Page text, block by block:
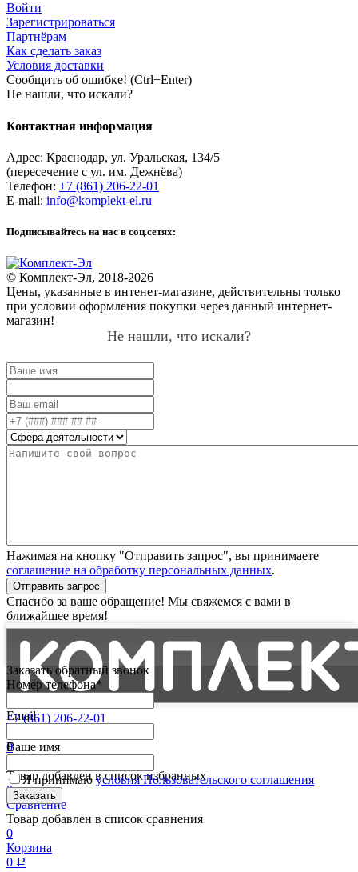
Войти
Зарегистрироваться
Партнёрам
Как сделать заказ
Условия доставки
Сообщить об ошибке! (Ctrl+Enter)
Не нашли, что искали?
Контактная информация
Адрес: Краснодар, ул. Уральская, 134/5
(пересечение с ул. им. Дежнёва)
Телефон: +7 (861) 206-22-01
E-mail: info@komplekt-el.ru
Подписывайтесь на нас в соц.сетях:
© Комплект-Эл, 2018-2026
Цены, указанные в интенет-магазине, действительны только
при условии оформления покупки через данный интернет-
магазин!
Не нашли, что искали?
Нажимая на кнопку "Отправить запрос", вы принимаете
соглашение на обработку персональных данных.
Отправить запрос
Спасибо за ваше обращение! Мы свяжемся с вами в
ближайшее время!
+7 (861) 206-22-01
0
Товар добавлен в список избранных
0
Сравнение
Товар добавлен в список сравнения
0
Корзина
0 Р
Заказать обратный звонок
Номер телефона*
Email
Ваше имя
Я принимаюусловия Пользовательского соглашения